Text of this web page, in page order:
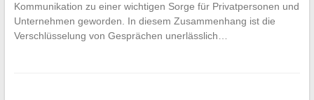
Kommunikation zu einer wichtigen Sorge für Privatpersonen und
Unternehmen geworden. In diesem Zusammenhang ist die
Verschlüsselung von Gesprächen unerlässlich…